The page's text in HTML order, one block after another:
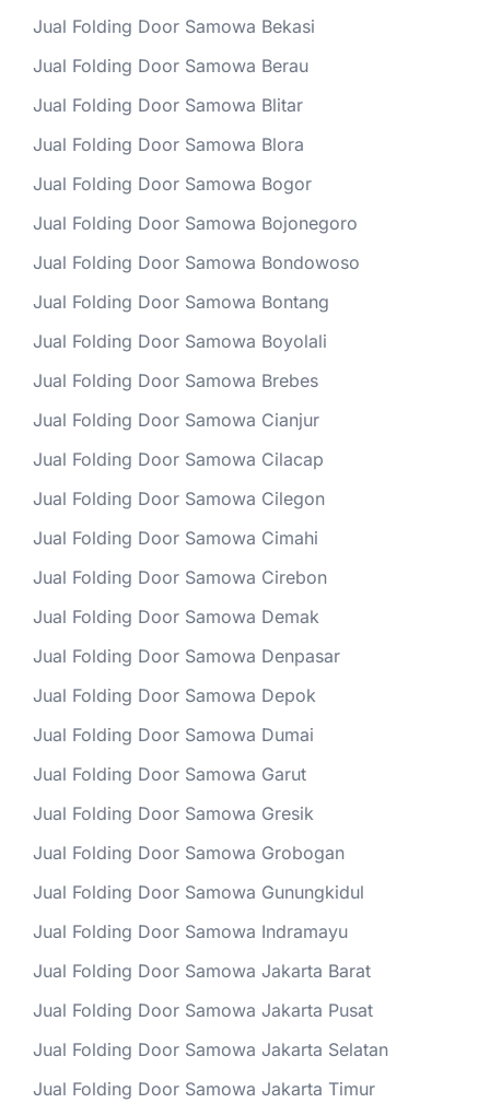
Jual Folding Door Samowa Bekasi
Jual Folding Door Samowa Berau
Jual Folding Door Samowa Blitar
Jual Folding Door Samowa Blora
Jual Folding Door Samowa Bogor
Jual Folding Door Samowa Bojonegoro
Jual Folding Door Samowa Bondowoso
Jual Folding Door Samowa Bontang
Jual Folding Door Samowa Boyolali
Jual Folding Door Samowa Brebes
Jual Folding Door Samowa Cianjur
Jual Folding Door Samowa Cilacap
Jual Folding Door Samowa Cilegon
Jual Folding Door Samowa Cimahi
Jual Folding Door Samowa Cirebon
Jual Folding Door Samowa Demak
Jual Folding Door Samowa Denpasar
Jual Folding Door Samowa Depok
Jual Folding Door Samowa Dumai
Jual Folding Door Samowa Garut
Jual Folding Door Samowa Gresik
Jual Folding Door Samowa Grobogan
Jual Folding Door Samowa Gunungkidul
Jual Folding Door Samowa Indramayu
Jual Folding Door Samowa Jakarta Barat
Jual Folding Door Samowa Jakarta Pusat
Jual Folding Door Samowa Jakarta Selatan
Jual Folding Door Samowa Jakarta Timur